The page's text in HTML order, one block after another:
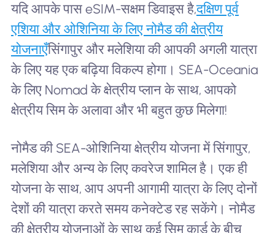
यदि आपके पास eSIM-सक्षम डिवाइस है,दक्षिण पूर्व
एशिया और ओशिनिया के लिए नोमैड की क्षेत्रीय
योजनाएँसिंगापुर और मलेशिया की आपकी अगली यात्रा
के लिए यह एक बढ़िया विकल्प होगा। SEA-Oceania
के लिए Nomad के क्षेत्रीय प्लान के साथ, आपको
क्षेत्रीय सिम के अलावा और भी बहुत कुछ मिलेगा!
नोमैड की SEA-ओशिनिया क्षेत्रीय योजना में सिंगापुर,
मलेशिया और अन्य के लिए कवरेज शामिल है। एक ही
योजना के साथ, आप अपनी आगामी यात्रा के लिए दोनों
देशों की यात्रा करते समय कनेक्टेड रह सकेंगे। नोमैड
की क्षेत्रीय योजनाओं के साथ कई सिम कार्ड के बीच